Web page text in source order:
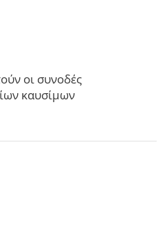
οι συνοδές
καυσίμων